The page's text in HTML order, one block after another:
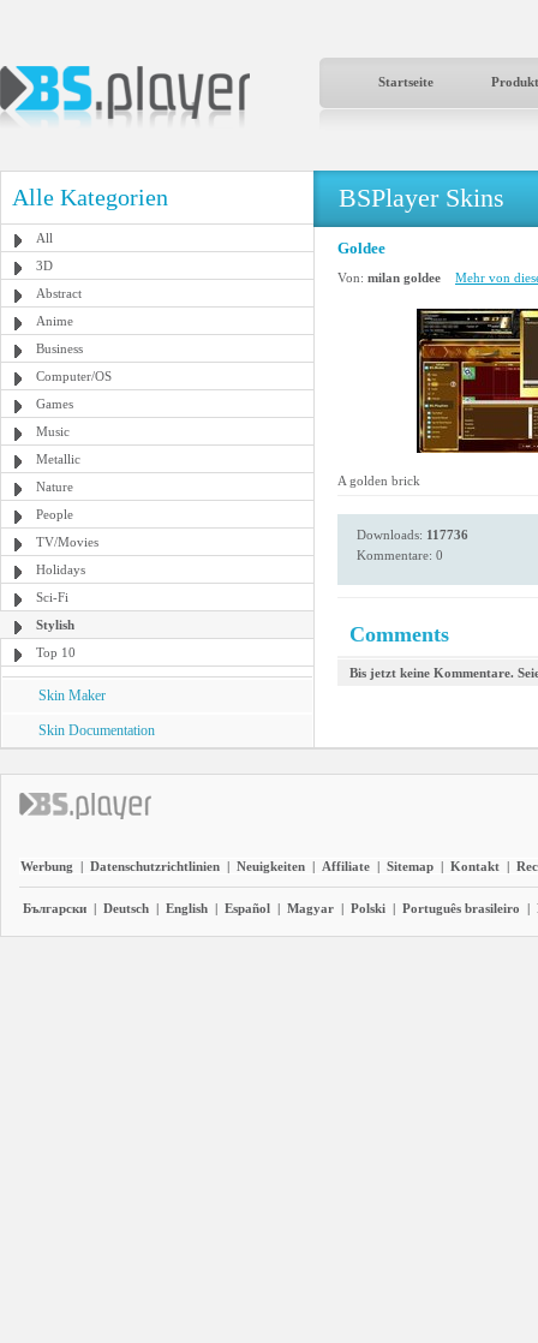
Startseite
Alle Kategorien
All
3D
Abstract
Anime
Business
Computer/OS
Games
Music
Metallic
Nature
People
TV/Movies
Holidays
Sci-Fi
Stylish
Top 10
Skin Maker
Skin Documentation
BSPlayer Skins
Goldee
Von: milan goldee Mehr von
A golden brick
Downloads: 117736
Kommentare: 0
Comments
Bis jetzt keine Kommentare.
Werbung | Datenschutzrichtlinien | Neuigkeiten | Affiliate | Sitemap | Kontakt |
Български | Deutsch | English | Español | Magyar | Polski | Português brasileiro |